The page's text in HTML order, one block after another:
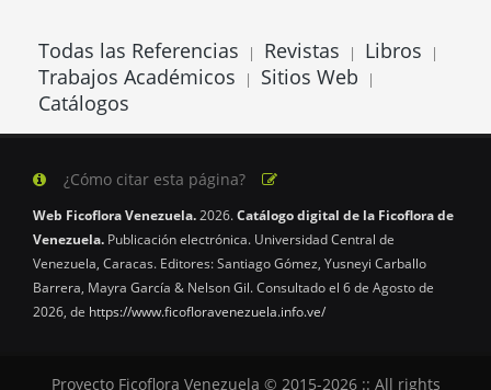
Todas las Referencias | Revistas | Libros |
Trabajos Académicos | Sitios Web |
Catálogos
¿Cómo citar esta página?
Web Ficoflora Venezuela.2026.Catálogo digital de la Ficoflora de
Venezuela. Publicación electrónica. Universidad Central de
Venezuela, Caracas. Editores: Santiago Gómez, Yusneyi Carballo
Barrera, Mayra García & Nelson Gil. Consultado el 6 de Agosto de
2026, de https://www.ficofloravenezuela.info.ve/
Proyecto Ficoflora Venezuela © 2015-2026 :: All rights